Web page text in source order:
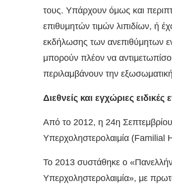
τους. Υπάρχουν όμως και
επιθυμητών τιμών λιπιδίων, ή
εκδήλωσης των ανεπιθύμητων
μπορούν πλέον να
περιλαμβάνουν την
Διεθνείς και εγχώριες
Από το 2012, η 24η
Υπερχοληστερολαιμία
Το 2013 συστάθηκε ο
Υπερχοληστερολαιμία», με